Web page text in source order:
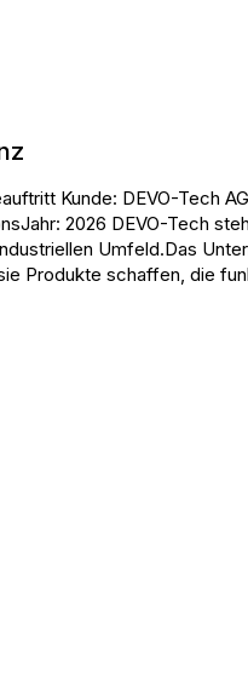
Kunde: DEVO-Tech
2026 DEVO-Tech
Umfeld.Das
Produkte schaffen, die